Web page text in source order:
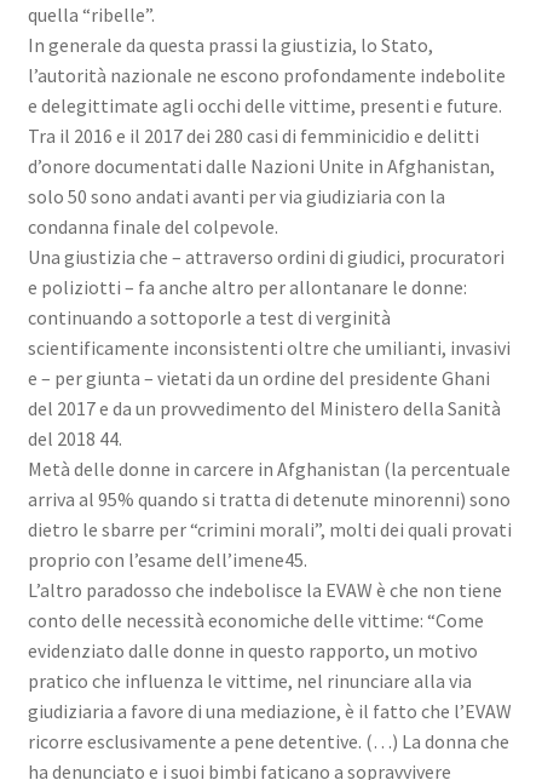
quella “ribelle”.
In generale da questa prassi la giustizia, lo Stato,
l’autorità nazionale ne escono profondamente indebolite
e delegittimate agli occhi delle vittime, presenti e future.
Tra il 2016 e il 2017 dei 280 casi di femminicidio e delitti
d’onore documentati dalle Nazioni Unite in Afghanistan,
solo 50 sono andati avanti per via giudiziaria con la
condanna finale del colpevole.
Una giustizia che – attraverso ordini di giudici, procuratori
e poliziotti – fa anche altro per allontanare le donne:
continuando a sottoporle a test di verginità
scientificamente inconsistenti oltre che umilianti, invasivi
e – per giunta – vietati da un ordine del presidente Ghani
del 2017 e da un provvedimento del Ministero della Sanità
del 2018 44.
Metà delle donne in carcere in Afghanistan (la percentuale
arriva al 95% quando si tratta di detenute minorenni) sono
dietro le sbarre per “crimini morali”, molti dei quali provati
proprio con l’esame dell’imene45.
L’altro paradosso che indebolisce la EVAW è che non tiene
conto delle necessità economiche delle vittime: “Come
evidenziato dalle donne in questo rapporto, un motivo
pratico che influenza le vittime, nel rinunciare alla via
giudiziaria a favore di una mediazione, è il fatto che l’EVAW
ricorre esclusivamente a pene detentive. (…) La donna che
ha denunciato e i suoi bimbi faticano a sopravvivere